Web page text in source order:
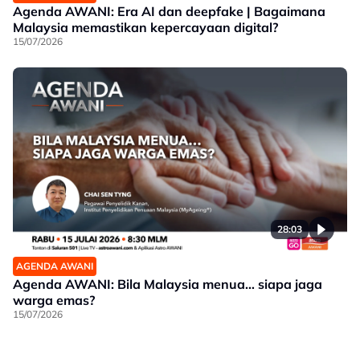
Agenda AWANI: Era AI dan deepfake | Bagaimana
Malaysia memastikan kepercayaan digital?
15/07/2026
28:03
AGENDA AWANI
Agenda AWANI: Bila Malaysia menua… siapa jaga
warga emas?
15/07/2026